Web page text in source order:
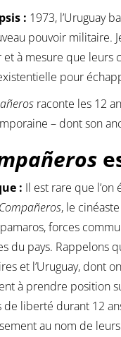
: 1973, l’Uruguay
pouvoir militaire.
et à mesure que leurs
pour
raconte les 12
– dont son
: Il est rare que
Compañeros, le
forces
du pays. Rappelons
et l’Uruguay, dont
à prendre position
de liberté durant 12
au nom de